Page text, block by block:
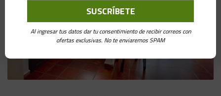
Al ingresar tus datos dar tu consentimiento de recibir correos con
ofertas exclusivas. No te enviaremos SPAM